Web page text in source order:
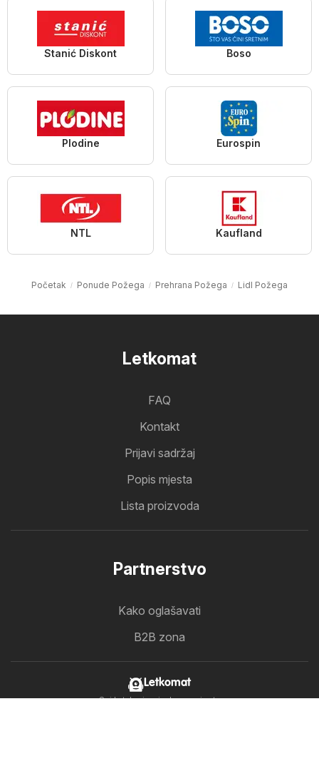
Stanić Diskont Boso
Plodine Eurospin
NTL Kaufland
Početak Ponude Požega Prehrana Požega Lidl Požega
Letkomat
FAQ
Kontakt
Prijavi sadržaj
Popis mjesta
Lista proizvoda
Partnerstvo
Kako oglašavati
B2B zona
Letkomat
Svi katalozi na jednom mjestu